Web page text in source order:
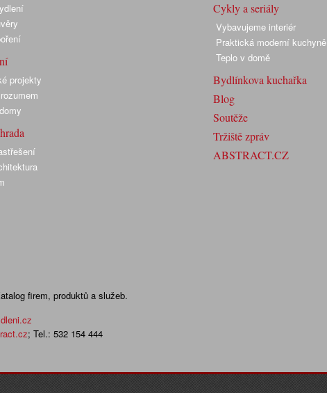
projekty
Cykly a seriály
Vybavujeme interiér
Praktická moderní kuchyně
Teplo v domě
Bydlínkova kuchařka
Blog
Soutěže
Tržiště zpráv
ABSTRACT.CZ
firem, produktů a služeb.
; Tel.: 532 154 444